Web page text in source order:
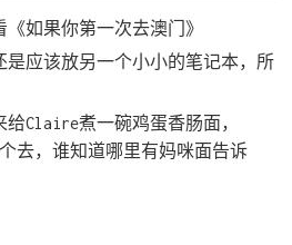
如果你第一次去澳门》
是应该放另一个小小的笔记本，所
给Claire煮一碗鸡蛋香肠面，
去，谁知道哪里有妈咪面告诉